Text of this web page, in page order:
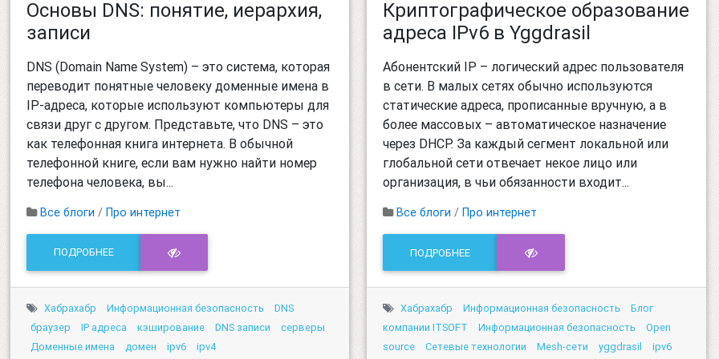
Основы DNS: понятие, иерархия,
записи
DNS (Domain Name System) – это система, которая
переводит понятные человеку доменные имена в
IP-адреса, которые используют компьютеры для
связи друг с другом. Представьте, что DNS – это
как телефонная книга интернета. В обычной
телефонной книге, если вам нужно найти номер
телефона человека, вы...
Все блоги / Про интернет
ПОДРОБНЕЕ
Хабрахабр Информационная безопасность
DNS
браузер
IP адреса кэширование DNS записи
серверы
Доменные имена
домен ipv6 ipv4
Криптографическое образование
адреса IPv6 в Yggdrasil
Абонентский IP – логический адрес пользователя
в сети. В малых сетях обычно используются
статические адреса, прописанные вручную, а в
более массовых – автоматическое назначение
через DHCP. За каждый сегмент локальной или
глобальной сети отвечает некое лицо или
организация, в чьи обязанности входит...
Все блоги /Про интернет
ПОДРОБНЕЕ
Хабрахабр Информационная безопасность
Блог
компании ITSOFT
Информационная безопасность
Open
source
Сетевые технологии Mesh-сети yggdrasil ipv6